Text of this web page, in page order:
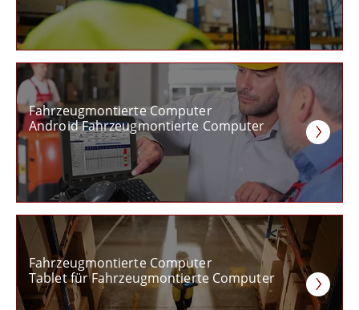
Fahrzeugmontierte Computer
Android Fahrzeugmontierte Computer
Fahrzeugmontierte Computer
Tablet für Fahrzeugmontierte Computer